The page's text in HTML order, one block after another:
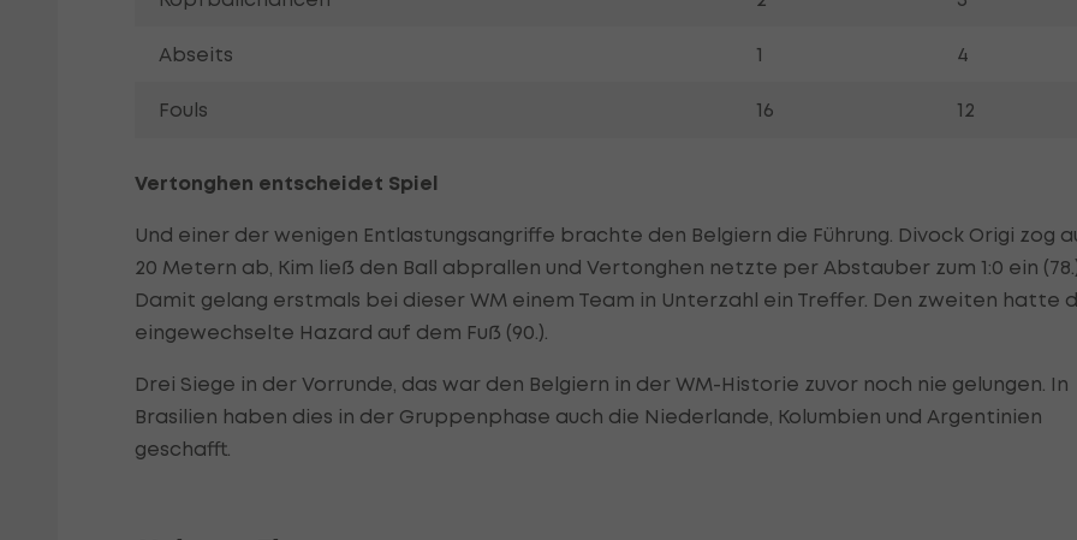
Abseits 1 4
Fouls 16 12
Vertonghen entscheidet Spiel
Und einer der wenigen Entlastungsangriffe brachte den Belgiern die Führung. Divock Origi zog
20 Metern ab, Kim ließ den Ball abprallen und Vertonghen netzte per Abstauber zum 1:0 ein
Damit gelang erstmals bei dieser WM einem Team in Unterzahl ein Treffer. Den zweiten hatte
eingewechselte Hazard auf dem Fuß (90.).
Drei Siege in der Vorrunde, das war den Belgiern in der WM-Historie zuvor noch nie gelungen. In
Brasilien haben dies in der Gruppenphase auch die Niederlande, Kolumbien und Argentinien
geschafft.